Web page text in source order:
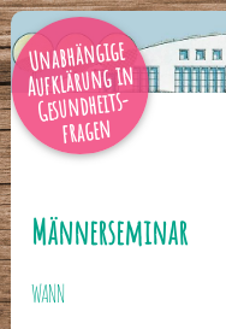
Unabhängige
Aufklärung in
Gesundheits-
fragen
Männerseminar
WANN